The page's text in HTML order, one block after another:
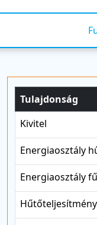
Tulajdonság
Kivitel
Energiaosztály
Energiaosztály
Hűtőteljesítmény